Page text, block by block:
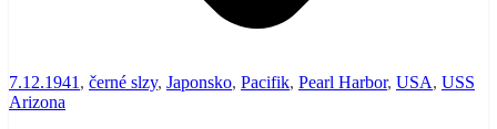
7.12.1941 , černé slzy, Japonsko, Pacifik, Pearl Harbor, USA, USS
Arizona